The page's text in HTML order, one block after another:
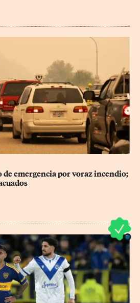
de emergencia por voraz incendio;